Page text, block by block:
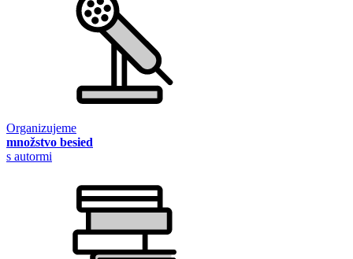
Organizujeme
množstvo besied
s autormi